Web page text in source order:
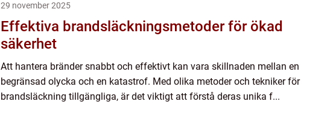
29 november 2025
Effektiva brandsläckningsmetoder för ökad
säkerhet
Att hantera bränder snabbt och effektivt kan vara skillnaden mellan en
begränsad olycka och en katastrof. Med olika metoder och tekniker för
brandsläckning tillgängliga, är det viktigt att förstå deras unika f...